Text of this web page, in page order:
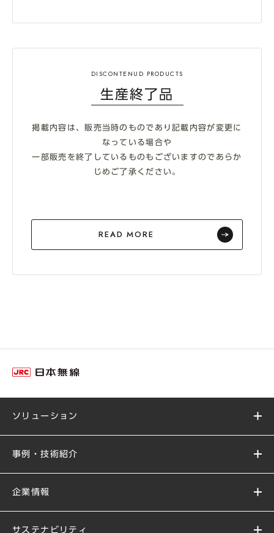
生産終了品
掲載内容は、販売当時のものであり記載内容が変更に
なっている場合や
一部販売を終了しているものもございますのであらか
じめご了承ください。
READ MORE
ソリューション
事例・技術紹介
企業情報
サステナビリティ